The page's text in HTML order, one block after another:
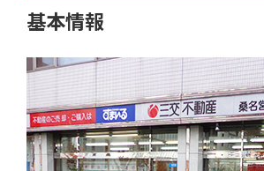
基本情報